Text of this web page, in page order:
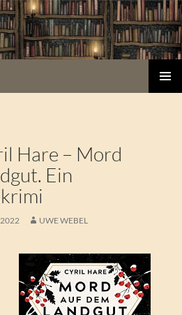
Hare – Mord
Ein
UWE WEBEL